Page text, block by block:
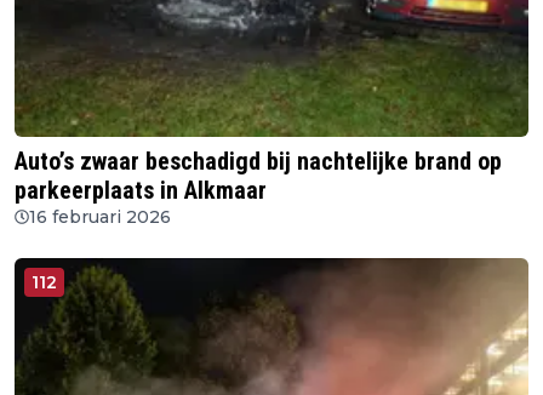
Auto’s zwaar beschadigd bij nachtelijke brand op
parkeerplaats in Alkmaar
16 februari 2026
112